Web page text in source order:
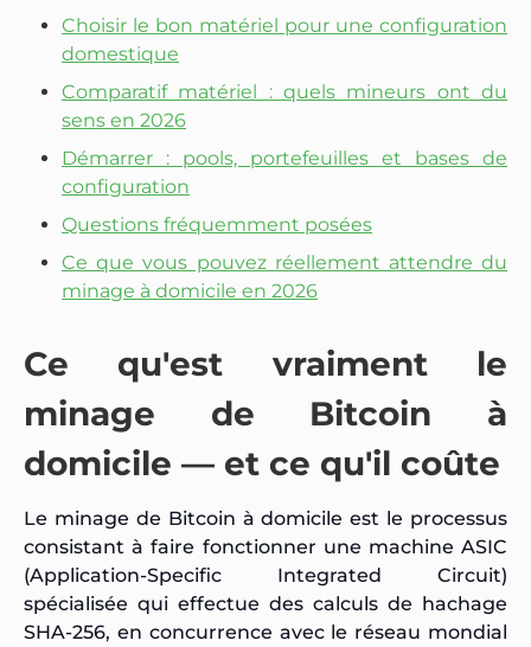
Choisir le bon matériel pour une configuration
domestique
Comparatif matériel : quels mineurs ont du
sens en 2026
Démarrer : pools, portefeuilles et bases de
configuration
Questions fréquemment posées
Ce que vous pouvez réellement attendre du
minage à domicile en 2026
Ce qu'est vraiment le
minage de Bitcoin à
domicile — et ce qu'il coûte
Le minage de Bitcoin à domicile est le processus
consistant à faire fonctionner une machine ASIC
(Application-Specific Integrated Circuit)
spécialisée qui effectue des calculs de hachage
SHA-256, en concurrence avec le réseau mondial